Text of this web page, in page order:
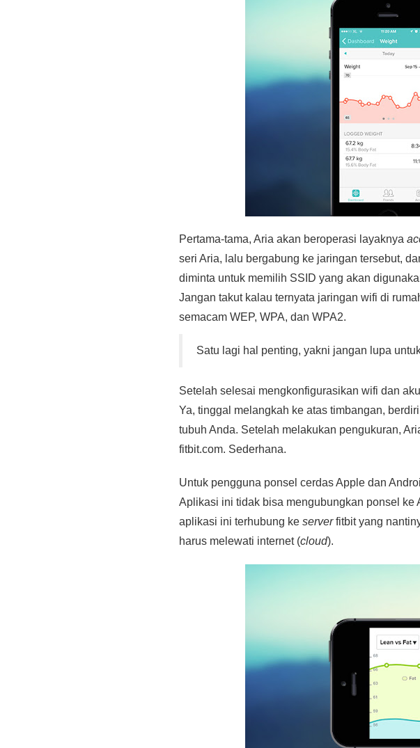
Pertama-tama, Aria akan beroperasi layaknya
seri Aria, lalu bergabung ke jaringan tersebut,
diminta untuk memilih SSID yang akan
Jangan takut kalau ternyata jaringan wifi di
semacam WEP, WPA, dan WPA2.
Satu lagi hal penting, yakni jangan lupa
Setelah selesai mengkonfigurasikan wifi dan
Ya, tinggal melangkah ke atas timbangan,
tubuh Anda. Setelah melakukan pengukuran,
fitbit.com. Sederhana.
Untuk pengguna ponsel cerdas Apple dan
Aplikasi ini tidak bisa mengubungkan ponsel ke
aplikasi ini terhubung ke serverfitbit yang
harus melewati internet (cloud).